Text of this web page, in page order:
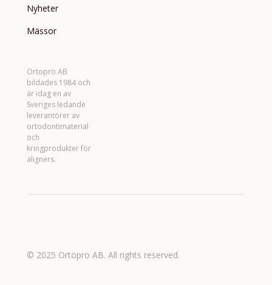
Nyheter
Mässor
Ortopro AB
bildades 1984 och
är idag en av
Sveriges ledande
leverantörer av
ortodontimaterial
och
kringprodukter för
aligners.
© 2025 Ortopro AB. All rights reserved.